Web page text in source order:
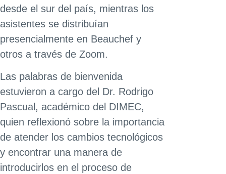
desde el sur del país, mientras los
asistentes se distribuían
presencialmente en Beauchef y
otros a través de Zoom.
Las palabras de bienvenida
estuvieron a cargo del Dr. Rodrigo
Pascual, académico del DIMEC,
quien reflexionó sobre la importancia
de atender los cambios tecnológicos
y encontrar una manera de
introducirlos en el proceso de